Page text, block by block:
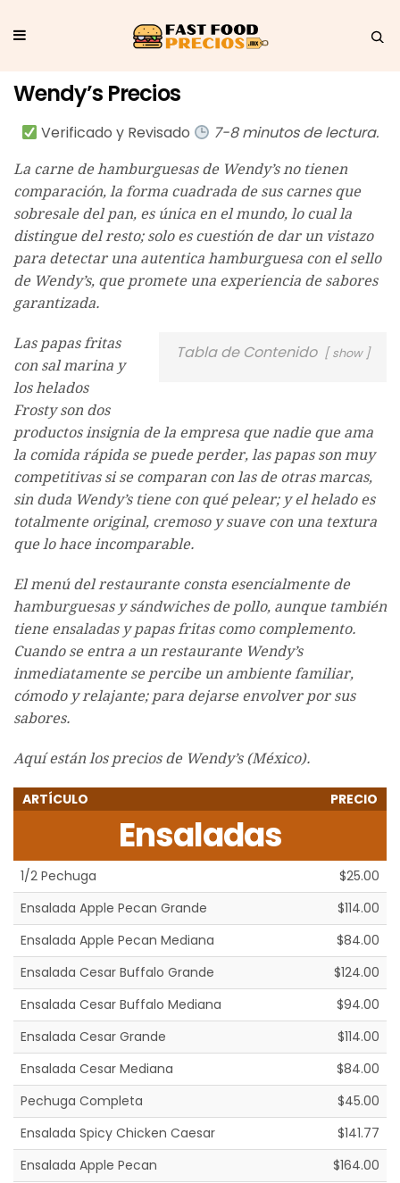
Wendy’s Precios
Verificado y Revisado 7-8 minutos de lectura.
La carne de hamburguesas de Wendy’s no tienen
comparación, la forma cuadrada de sus carnes que
sobresale del pan, es única en el mundo, lo cual la
distingue del resto; solo es cuestión de dar un vistazo
para detectar una autentica hamburguesa con el sello
de Wendy’s, que promete una experiencia de sabores
garantizada.
Tabla de Contenido show
Las papas fritas
con sal marina y
los helados
Frosty son dos
productos insignia de la empresa que nadie que ama
la comida rápida se puede perder, las papas son muy
competitivas si se comparan con las de otras marcas,
sin duda Wendy’s tiene con qué pelear; y el helado es
totalmente original, cremoso y suave con una textura
que lo hace incomparable.
El menú del restaurante consta esencialmente de
hamburguesas y sándwiches de pollo, aunque también
tiene ensaladas y papas fritas como complemento.
Cuando se entra a un restaurante Wendy’s
inmediatamente se percibe un ambiente familiar,
cómodo y relajante; para dejarse envolver por sus
sabores.
Aquí están los precios de Wendy’s (México).
ARTÍCULO PRECIO
Ensaladas
1/2 Pechuga
$25.00
Ensalada Apple Pecan Grande
$114.00
Ensalada Apple Pecan Mediana
$84.00
Ensalada Cesar Buffalo Grande
$124.00
Ensalada Cesar Buffalo Mediana
$94.00
Ensalada Cesar Grande
$114.00
Ensalada Cesar Mediana
$84.00
Pechuga Completa
$45.00
Ensalada Spicy Chicken Caesar
$141.77
Ensalada Apple Pecan
$164.00